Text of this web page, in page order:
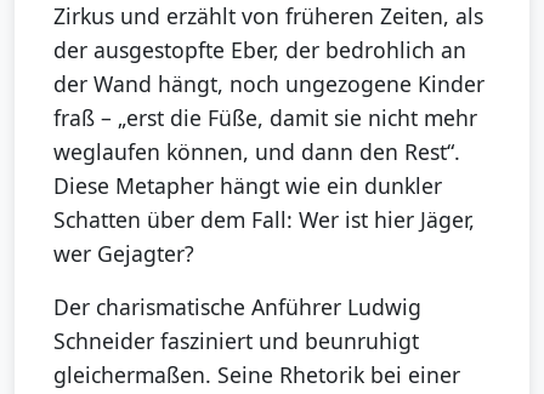
Zirkus und erzählt von früheren Zeiten, als
der ausgestopfte Eber, der bedrohlich an
der Wand hängt, noch ungezogene Kinder
fraß – „erst die Füße, damit sie nicht mehr
weglaufen können, und dann den Rest“.
Diese Metapher hängt wie ein dunkler
Schatten über dem Fall: Wer ist hier Jäger,
wer Gejagter?
Der charismatische Anführer Ludwig
Schneider fasziniert und beunruhigt
gleichermaßen. Seine Rhetorik bei einer